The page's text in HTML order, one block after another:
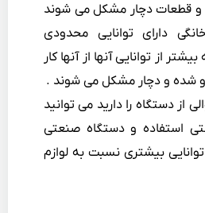
و قطعات دچار مشکل می شوند
دارای توانایی محدودی
از توانایی آنها از آنها کار
شده و دچار مشکل می شوند .
از دستگاه را دارید می توانید
استفاده و دستگاه صنعتی
بیشتری نسبت به لوازم